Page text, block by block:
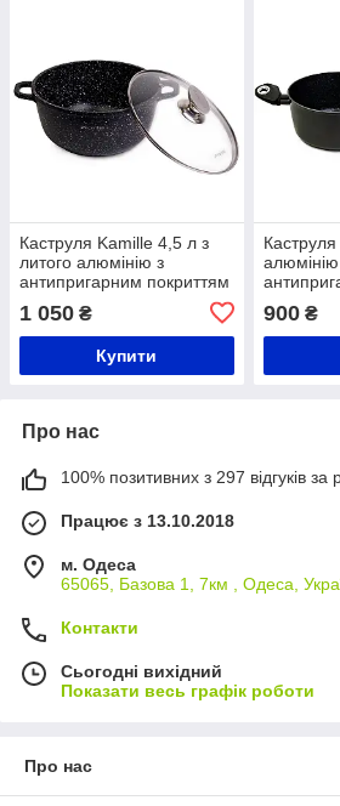
Каструля Kamille 4,5 л з
литого алюмінію з
антипригарним покриттям
скляною кришкою
1 050 ₴
Купити
алюмінію
кришкою
900₴
Про нас
100% позитивних з 297 відгуків за
Працює з 13.10.2018
м. Одеса
65065, Базова 1, 7км , Одеса,
Контакти
Сьогодні вихідний
Показати весь графік роботи
Про нас